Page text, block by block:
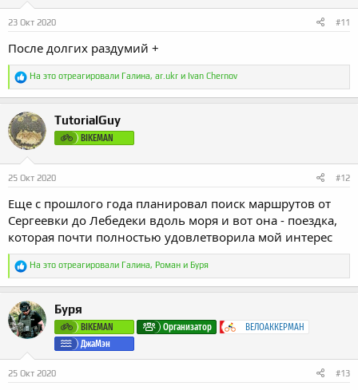
:
23 Окт 2020 #11
После долгих раздумий +
Р
а
к
ц
и
и
:
На это отреагировали Галина, ar.ukr и Ivan Chernov
TutorialGuy
BIKEMAN
25 Окт 2020 #12
Еще с прошлого года планировал поиск маршрутов от
Сергеевки до Лебедеки вдоль моря и вот она - поездка,
которая почти полностью удовлетворила мой интерес
Р
а
к
ц
и
и
На это отреагировали Галина, Роман и Буря
Буря
BIKEMAN Организатор
ВЕЛОАККЕРМАН
ДжаМэн
25 Окт 2020 #13